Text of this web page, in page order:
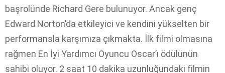
başrolünde Richard Gere bulunuyor. Ancak genç
Edward Norton’da etkileyici ve kendini yükselten bir
performansla karşımıza çıkmakta. İlk filmi olmasına
rağmen En İyi Yardımcı Oyuncu Oscar’ı ödülünün
sahibi oluyor. 2 saat 10 dakika uzunluğundaki filmin